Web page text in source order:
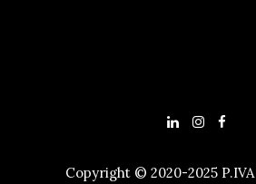
Copyright © 2020-2025 P.IVA